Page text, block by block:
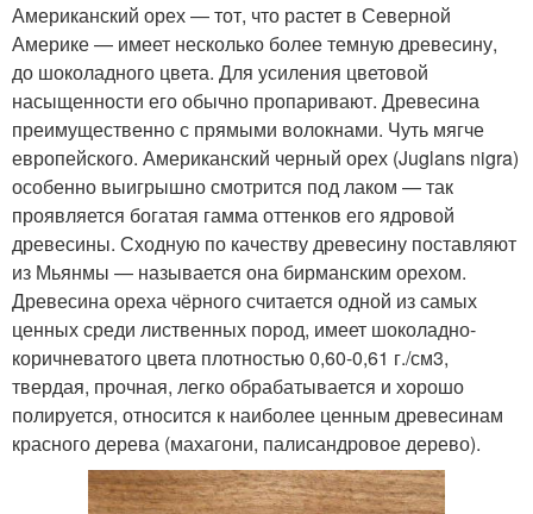
Американский орех — тот, что растет в Северной
Америке — имеет несколько более темную древесину,
до шоколадного цвета. Для усиления цветовой
насыщенности его обычно пропаривают. Древесина
преимущественно с прямыми волокнами. Чуть мягче
европейского. Американский черный орех (Juglans nigra)
особенно выигрышно смотрится под лаком — так
проявляется богатая гамма оттенков его ядровой
древесины. Сходную по качеству древесину поставляют
из Мьянмы — называется она бирманским орехом.
Древесина ореха чёрного считается одной из самых
ценных среди лиственных пород, имеет шоколадно-
коричневатого цвета плотностью 0,60-0,61 г./см3,
твердая, прочная, легко обрабатывается и хорошо
полируется, относится к наиболее ценным древесинам
красного дерева (махагони, палисандровое дерево).